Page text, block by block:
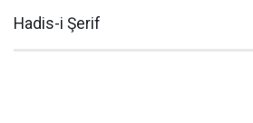
Hadis-i Şerif